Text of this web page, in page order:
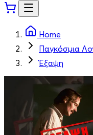
Home
Παγκόσμια
Έξαψη